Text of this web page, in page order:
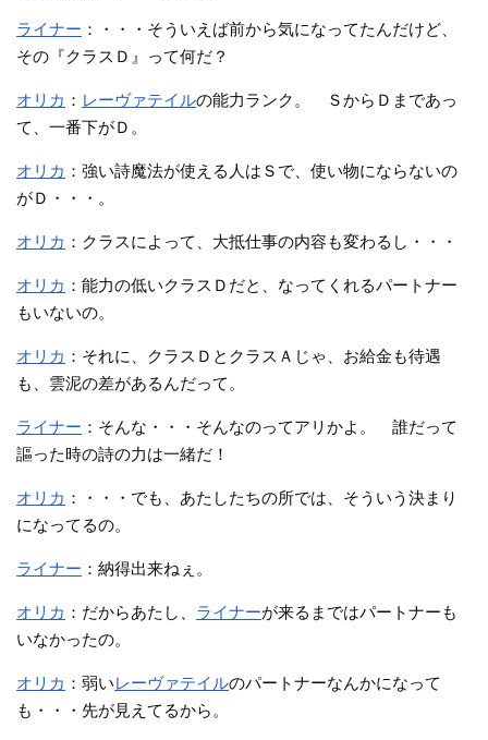
ライナー ：・・・そういえば前から気になってたんだけど、
その『クラスＤ』って何だ？
オリカ ： レーヴァテイルの能力ランク。 ＳからＤまであっ
て、一番下がＤ。
オリカ ：強い詩魔法が使える人はＳで、使い物にならないの
がＤ・・・。
オリカ ：クラスによって、大抵仕事の内容も変わるし・・・
オリカ ：能力の低いクラスＤだと、なってくれるパートナー
もいないの。
オリカ ：それに、クラスＤとクラスＡじゃ、お給金も待遇
も、雲泥の差があるんだって。
ライナー ：そんな・・・そんなのってアリかよ。 誰だって
謳った時の詩の力は一緒だ！
オリカ ：・・・でも、あたしたちの所では、そういう決まり
になってるの。
ライナー ：納得出来ねぇ。
オリカ ：だからあたし、 ライナーが来るまではパートナーも
いなかったの。
オリカ ：弱いレーヴァテイルのパートナーなんかになって
も・・・先が見えてるから。